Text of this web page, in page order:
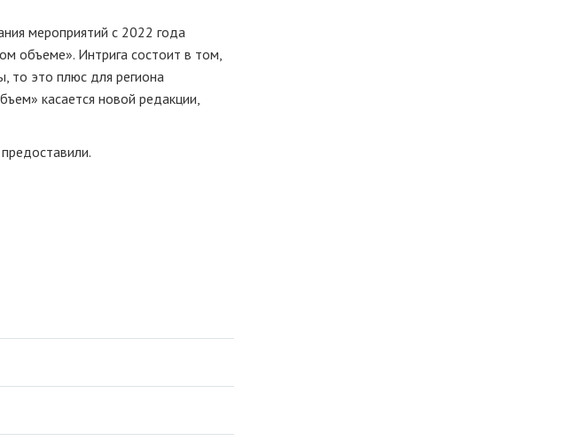
мероприятий с 2022 года
объеме». Интрига состоит в том,
то это плюс для региона
касается новой редакции,